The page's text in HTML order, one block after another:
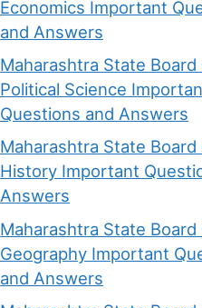
Economics Important
and Answers
Maharashtra State Board
Political Science
Questions and Answers
Maharashtra State Board
History Important
Answers
Maharashtra State Board
Geography Important
and Answers